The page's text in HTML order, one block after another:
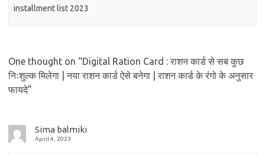
installment list 2023
One thought on “Digital Ration Card : राशन कार्ड से सब कुछ
निःशुल्क मिलेगा | नया राशन कार्ड ऐसे बनेगा | राशन कार्ड के रंगो के अनुसार
फायदे”
Sima balmiki
April 4, 2023